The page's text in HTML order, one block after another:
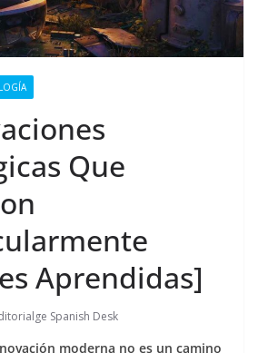
Que
Aprendidas]
Spanish Desk
moderna no es un camino